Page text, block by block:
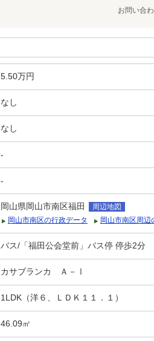
お問い合
5.50万円
なし
なし
-
-
岡山県岡山市南区福田
周辺地図
岡山市南区の行政データ
岡山市南区周辺
バス/「福田公会堂前」バス停 停歩2分
カサブランカ Ａ－Ⅰ
1LDK（洋６、ＬＤＫ１１．１）
46.09㎡